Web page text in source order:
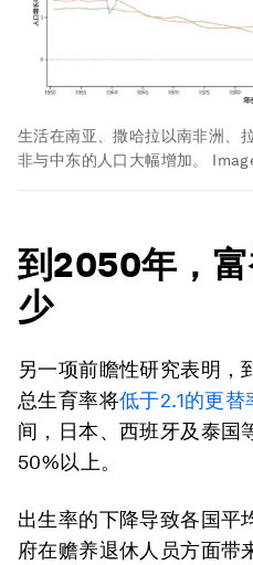
生活在南亚、撒哈拉以南非洲、
非与中东的人口大幅增加。
到2050年，
少
另一项前瞻性研究表明，
总生育率将低于2.1的更替
间，日本、西班牙及泰国
50%以上。
出生率的下降导致各国平
府在赡养退休人员方面带